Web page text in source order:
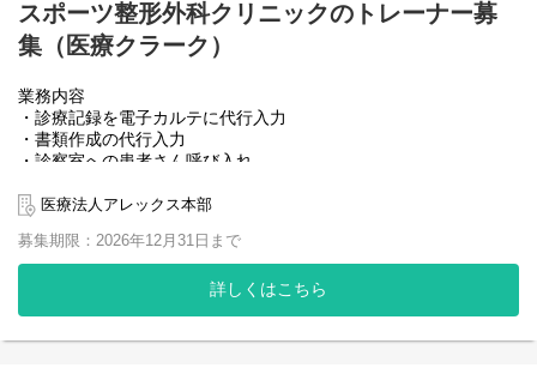
誇りを感じられる環境、仕事の形を作っていくことを念頭に置い
た様々な環境整備をしております。
整形外科疾患の病態、評価・治療方法、アレルギーや内科疾患
の理解
電子カルテ操作方法、処置などの介助方法、注射など薬剤の理
書類作成の方法、一般教養
【臨床指導】
工藤慎太郎先生（森ノ宮医療大学教授）：リハビリテーション
成田崇矢先生（桐蔭横浜大学教授）：脊椎疾患の評価と治療方
法
スポーツ整形外科クリニックのトレーナー募
集（医療クラーク）
業務内容
・診療記録を電子カルテに代行入力
・書類作成の代行入力
・診察室への患者さん呼び入れ
・患者さんの足や手を支える（ギプスを巻くときなど） など
オフの日は副業として、
クリニック併設のトレーニング施設でパーソナルトレーニング業
務(全身機能改善/コンディショニング)に挑戦することができま
医療法人アレックス本部
募集期限：2026年12月31日まで
詳しくはこちら